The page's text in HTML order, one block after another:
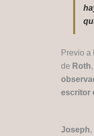
Previo a
de Roth
escritor
Joseph,